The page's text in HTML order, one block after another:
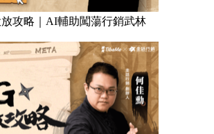
攻略｜AI輔助闖蕩行銷武林